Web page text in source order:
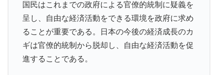
国民はこれまでの政府による官僚的統制に疑義を
呈し、自由な経済活動をできる環境を政府に求め
ることが重要である。日本の今後の経済成長のカ
ギは官僚的統制から脱却し、自由な経済活動を促
進することである。